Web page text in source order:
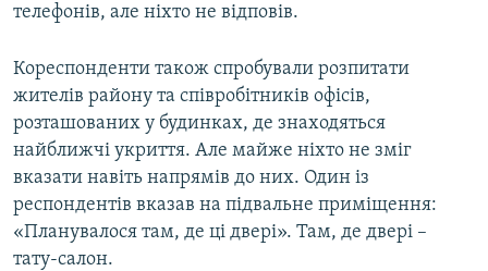
телефонів, але ніхто не відповів.
Кореспонденти також спробували розпитати
жителів району та співробітників офісів,
розташованих у будинках, де знаходяться
найближчі укриття. Але майже ніхто не зміг
вказати навіть напрямів до них. Один із
респондентів вказав на підвальне приміщення:
«Планувалося там, де ці двері». Там, де двері –
тату-салон.